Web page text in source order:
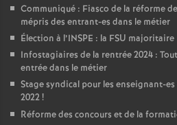
Communiqué : Fiasco de la réforme
mépris des entrant-es dans le métier
Élection à l’INSPE : la FSU majoritaire
Infostagiaires de la rentrée 2024 :
entrée dans le métier
Stage syndical pour les enseignant-
2022!
Réforme des concours et de la